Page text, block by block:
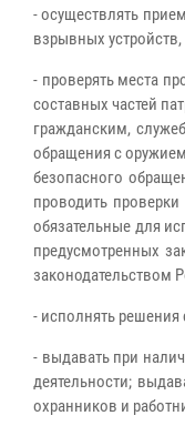
- осуществлять
взрывных
- проверять места
составных частей
гражданским,
обращения с
безопасного
проводить
обязательные для
предусмотренных
законодательством
- исполнять
- выдавать при
деятельности;
охранников и